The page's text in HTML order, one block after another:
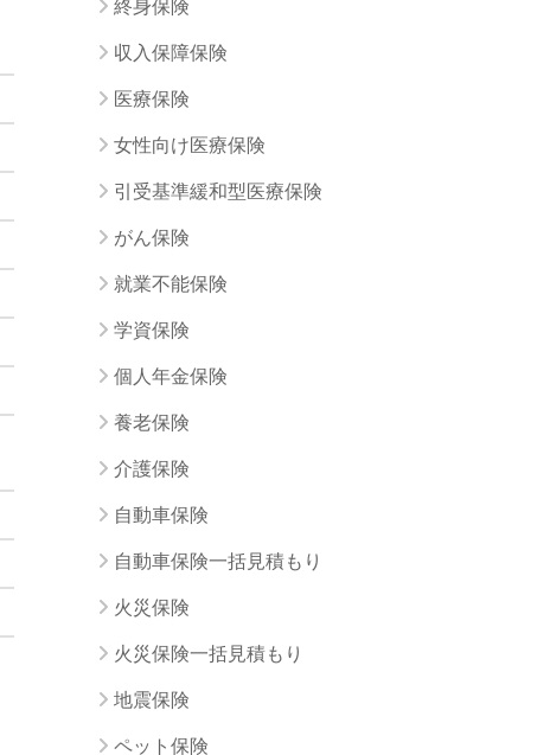
終身保険
収入保障保険
医療保険
女性向け医療保険
引受基準緩和型医療保険
がん保険
就業不能保険
学資保険
個人年金保険
養老保険
介護保険
自動車保険
自動車保険一括見積もり
火災保険
火災保険一括見積もり
地震保険
ペット保険